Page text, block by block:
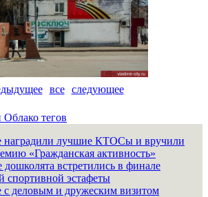
все следующее
Облако тегов
наградили лучшие КТОСы и вручили
«Гражданская активность»
встретились в финале
спортивной эстафеты
деловым и дружеским визитом